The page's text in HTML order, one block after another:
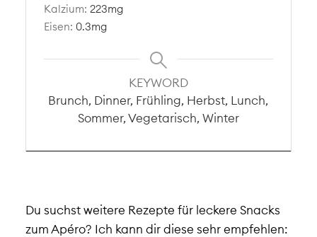
Kalzium:223mg
Eisen: 0.3mg
KEYWORD
Brunch, Dinner, Frühling, Herbst, Lunch,
Sommer, Vegetarisch, Winter
Du suchst weitere Rezepte für leckere Snacks
zum Apéro? Ich kann dir diese sehr empfehlen: